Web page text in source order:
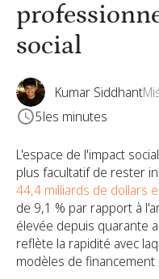
social
Kumar Siddhant
5les minutes
L'espace de l'impact
plus facultatif de rester
44,4 milliards de dollars
de 9,1 % par rapport à
élevée depuis quarante
reflète la rapidité avec
modèles de